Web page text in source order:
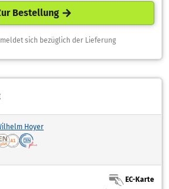
Bestellung
sich bezüglich der Lieferung
Hoyer
EC-Karte